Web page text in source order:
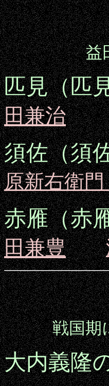
益
匹見（匹
田兼治
須佐（須
原新右衛
赤雁（赤
田兼豊
戦国期
大内義